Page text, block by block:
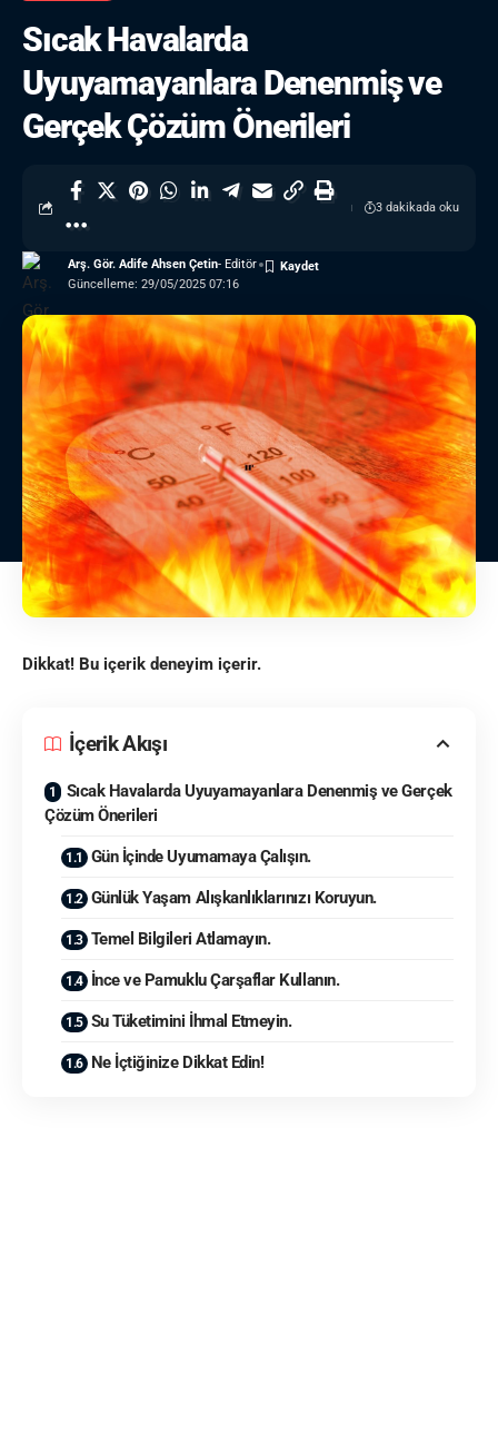
Sıcak Havalarda
Uyuyamayanlara Denenmiş ve
Gerçek Çözüm Önerileri
Güncelleme: 29/05/2025 07:16
Arş. Gör. Adife Ahsen Çetin- Editör
3 dakikada oku
Dikkat! Bu içerik deneyim içerir.
İçerik Akışı
Sıcak Havalarda Uyuyamayanlara Denenmiş ve Gerçek
Çözüm Önerileri
Gün İçinde Uyumamaya Çalışın.
Günlük Yaşam Alışkanlıklarınızı Koruyun.
Temel Bilgileri Atlamayın.
İnce ve Pamuklu Çarşaflar Kullanın.
Su Tüketimini İhmal Etmeyin.
Ne İçtiğinize Dikkat Edin!